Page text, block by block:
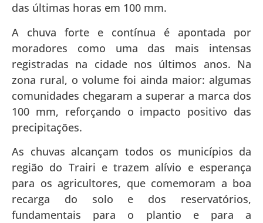
das últimas horas em 100 mm.
A chuva forte e contínua é apontada por
moradores como uma das mais intensas
registradas na cidade nos últimos anos. Na
zona rural, o volume foi ainda maior: algumas
comunidades chegaram a superar a marca dos
100 mm, reforçando o impacto positivo das
precipitações.
As chuvas alcançam todos os municípios da
região do Trairi e trazem alívio e esperança
para os agricultores, que comemoram a boa
recarga do solo e dos reservatórios,
fundamentais para o plantio e para a